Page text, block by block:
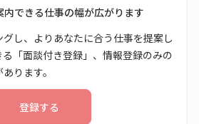
内できる仕事の幅が広がります
し、よりあなたに合う仕事を提案し
「面談付き登録」、情報登録のみの
ります。
登録する